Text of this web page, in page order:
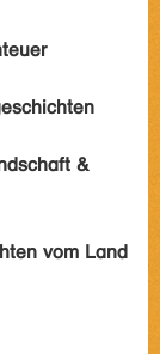
&
vom Land